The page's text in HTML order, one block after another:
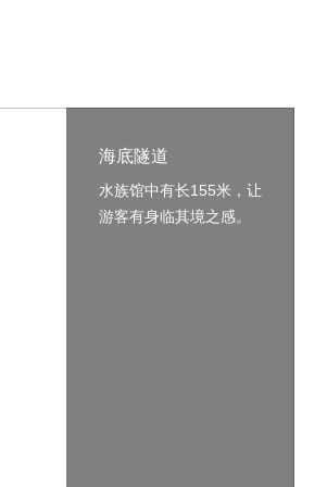
海底隧道
水族馆中有长155米，让
游客有身临其境之感。